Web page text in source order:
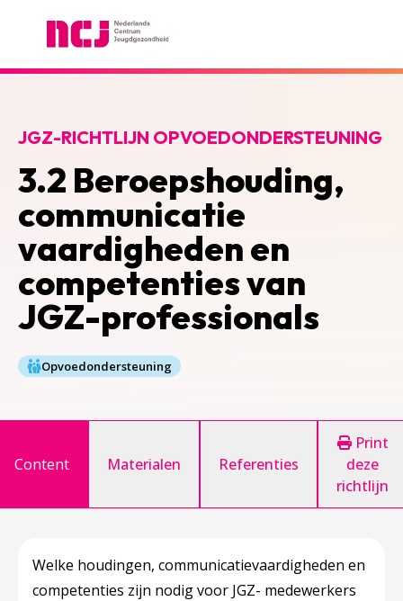
3.2 Beroepshouding,
communicatie
vaardigheden en
competenties van
JGZ-professionals
JGZ-RICHTLIJN OPVOEDONDERSTEUNING
Opvoedondersteuning
Content Materialen Referenties
Print
deze
richtlijn
Welke houdingen, communicatievaardigheden en
competenties zijn nodig voor JGZ- medewerkers